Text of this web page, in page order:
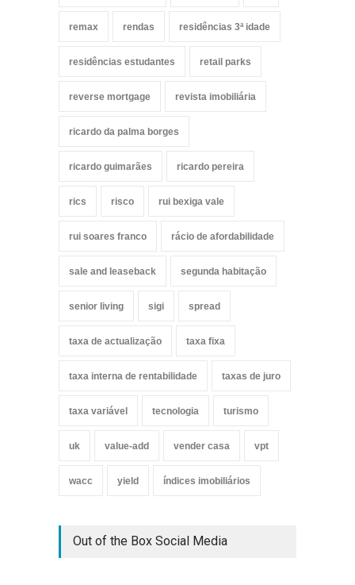
remax rendas residências 3ª idade
residências estudantes retail parks
reverse mortgage revista imobiliária
ricardo da palma borges
ricardo guimarães ricardo pereira
rics risco rui bexiga vale
rui soares franco rácio de afordabilidade
sale and leaseback segunda habitação
senior living sigi spread
taxa de actualização taxa fixa
taxa interna de rentabilidade taxas de juro
taxa variável tecnologia turismo
uk value-add vender casa vpt
wacc yield índices imobiliários
Out of the Box Social Media